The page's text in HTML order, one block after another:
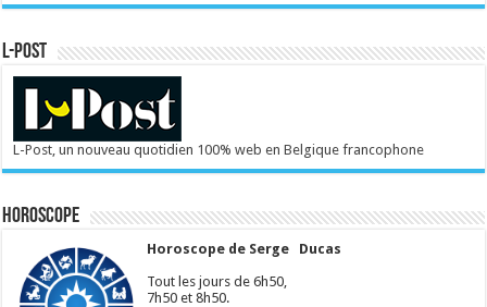
L-POST
L-Post, un nouveau quotidien 100% web en Belgique francophone
Horoscope
Horoscope de Serge Ducas
Tout les jours de 6h50,
7h50 et 8h50.